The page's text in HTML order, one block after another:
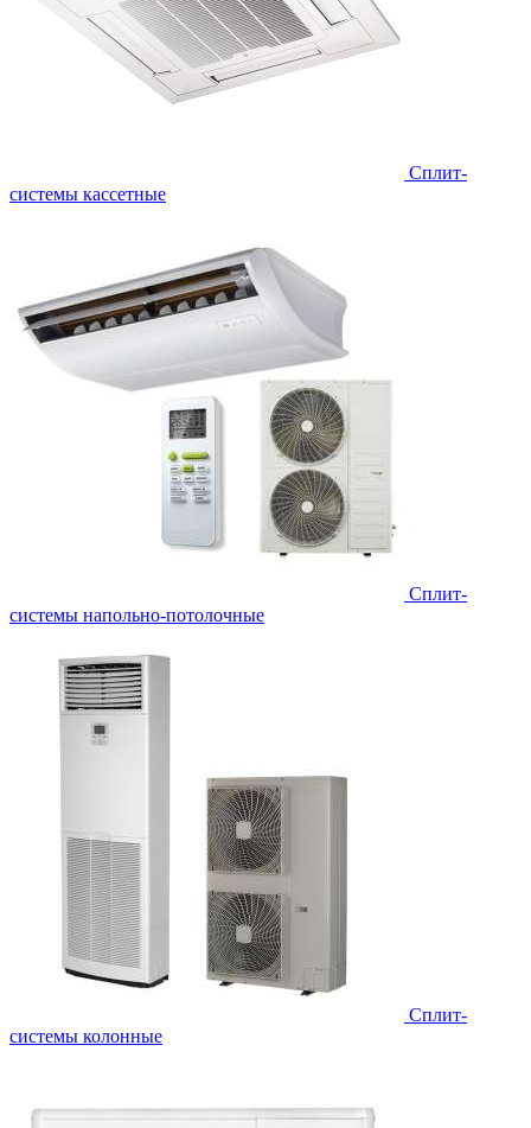
Сплит-
системы кассетные
Сплит-
системы напольно-потолочные
Cплит-
системы колонные